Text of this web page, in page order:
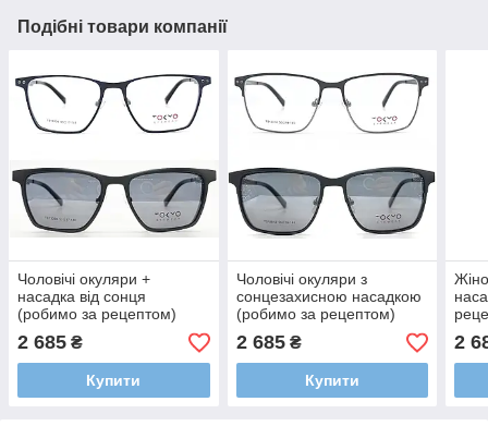
Подібні товари компанії
Чоловічі окуляри +
насадка від сонця
(робимо за рецептом)
2 685 ₴
Купити
Чоловічі окуляри з
сонцезахисною насадкою
(робимо за рецептом)
2 685₴
Купити
2